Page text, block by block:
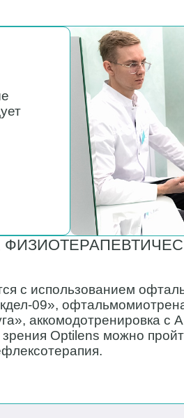
с использованием
09»,
аккомодотренировка
Optilens можно